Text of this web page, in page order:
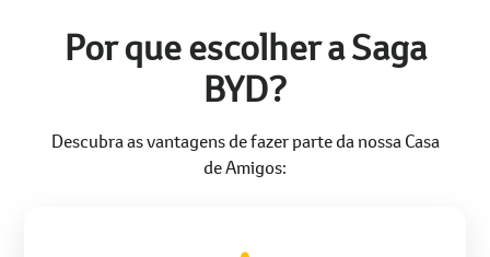
BYD?
Descubra as vantagens de fazer parte da nossa Casa
de Amigos: